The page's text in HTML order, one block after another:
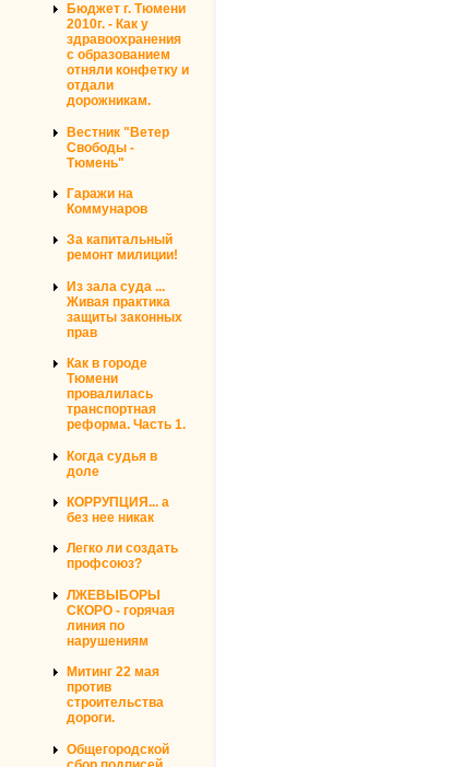
Бюджет г. Тюмени
2010г. - Как у
здравоохранения
с образованием
отняли конфетку и
отдали
дорожникам.
Вестник "Ветер
Свободы -
Тюмень"
Гаражи на
Коммунаров
За капитальный
ремонт милиции!
Из зала суда ...
Живая практика
защиты законных
прав
Как в городе
Тюмени
провалилась
транспортная
реформа. Часть 1.
Когда судья в
доле
КОРРУПЦИЯ... а
без нее никак
Легко ли создать
профсоюз?
ЛЖЕВЫБОРЫ
СКОРО - горячая
линия по
нарушениям
Митинг 22 мая
против
строительства
дороги.
Общегородской